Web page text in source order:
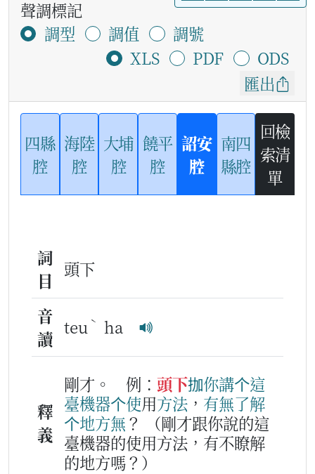
聲調標記
調型
調值
調號
XLS
PDF
ODS
匯出
四縣
腔
海陸
腔
大埔
腔
饒平
腔
詔安
腔
南四
縣腔
回檢
索清
單
詞
目
頭下
音
讀
teu ˋ ha
釋
義
剛才。 例： 頭下拁你講个這
臺機器个使用方法 ， 有無了解
个地方無？
（剛才跟你說的這
臺機器的使用方法，有不瞭解
的地方嗎？）